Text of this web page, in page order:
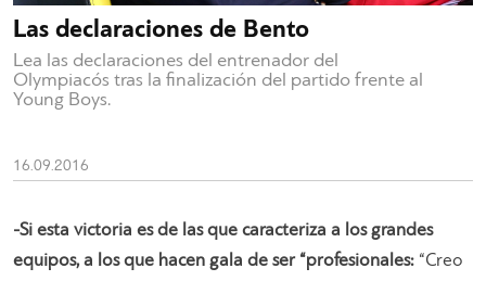
Las declaraciones de Bento
Lea las declaraciones del entrenador del
Olympiacós tras la finalización del partido frente al
Young Boys.
16.09.2016
-Si esta victoria es de las que caracteriza a los grandes
equipos, a los que hacen gala de ser “profesionales: “Creo